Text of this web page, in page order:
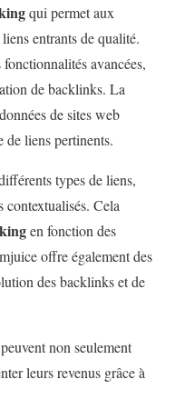
qui permet aux
entrants de qualité.
avancées,
de backlinks. La
de sites web
de liens pertinents.
types de liens,
contextualisés. Cela
en fonction des
offre également des
des backlinks et de
non seulement
leurs revenus grâce à